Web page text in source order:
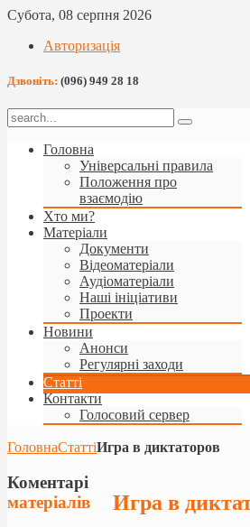
Субота, 08 серпня 2026
Авторизація
Дзвоніть: (096) 949 28 18
Головна
Універсальні правила
Положення про
взаємодію
Хто ми?
Матеріали
Документи
Відеоматеріали
Аудіоматеріали
Наші ініціативи
Проекти
Новини
Анонси
Регулярні заходи
Статті
Контакти
Голосовий сервер
ГоловнаСтаттіИгра в диктаторов
Игра в
Коментарі
матеріалів